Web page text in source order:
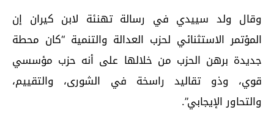
وقال ولد سييدي في رسالة تهنئة لابن كيران إن
المؤتمر الاستثنائي لحزب العدالة والتنمية “كان محطة
جديدة برهن الحزب من خلالها على أنه حزب مؤسسي
قوي، وذو تقاليد راسخة في الشورى، والتقييم،
والتحاور الإيجابي”.